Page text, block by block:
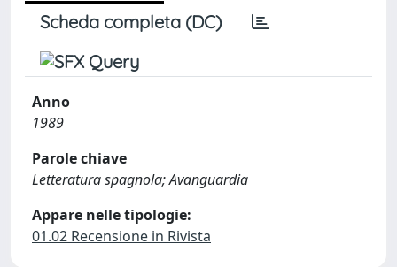
Scheda completa (DC)
Anno
1989
Parole chiave
Letteratura spagnola; Avanguardia
Appare nelle tipologie:
01.02 Recensione in Rivista